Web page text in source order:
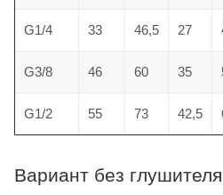
G1/4 33 46,5 27
G3/8 46 60 35
G1/2 55 73 42,5
Вариант без